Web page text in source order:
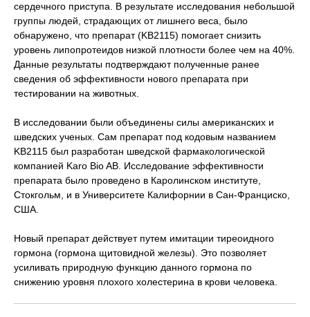
сердечного приступа. В результате исследования небольшой
группы людей, страдающих от лишнего веса, было
обнаружено, что препарат (KB2115) помогает снизить
уровень липопротеидов низкой плотности более чем на 40%.
Данные результаты подтверждают полученные ранее
сведения об эффективности нового препарата при
тестировании на животных.
В исследовании были объединены силы американских и
шведских ученых. Сам препарат под кодовым названием
KB2115 был разработан шведской фармакологической
компанией Karo Bio AB. Исследование эффективности
препарата было проведено в Каролинском институте,
Стокгольм, и в Университете Калифорнии в Сан-Франциско,
США.
Новый препарат действует путем имитации тиреоидного
гормона (гормона щитовидной железы). Это позволяет
усиливать природную функцию данного гормона по
снижению уровня плохого холестерина в крови человека.